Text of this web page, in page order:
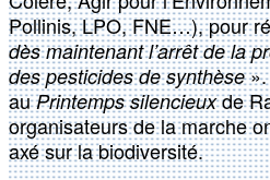
Pollinis, LPO, FNE…), pour
dès maintenant l’arrêt de la
des pesticides de synthèse».
auPrintemps silencieuxde
organisateurs de la marche
axé sur la biodiversité.